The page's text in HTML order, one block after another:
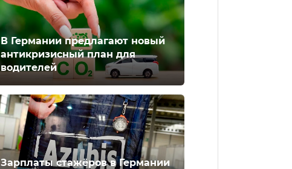
В Германии предлагают новый
антикризисный план для
водителей
Зарплаты стажёров в Германии